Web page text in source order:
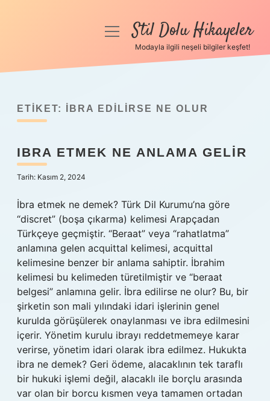
Anasayfa
Yasal Uyarı
Hakkımızda
menüyüStil Dolu Hikayeler
Modayla ilgili neşeli bilgiler keşfet!
ETIKET: İBRA EDILIRSE NE OLUR
IBRA ETMEK NE ANLAMA GELIR
Tarih: Kasım 2, 2024
İbra etmek ne demek? Türk Dil Kurumu’na göre
“discret” (boşa çıkarma) kelimesi Arapçadan
Türkçeye geçmiştir. “Beraat” veya “rahatlatma”
anlamına gelen acquittal kelimesi, acquittal
kelimesine benzer bir anlama sahiptir. İbrahim
kelimesi bu kelimeden türetilmiştir ve “beraat
belgesi” anlamına gelir. İbra edilirse ne olur? Bu, bir
şirketin son mali yılındaki idari işlerinin genel
kurulda görüşülerek onaylanması ve ibra edilmesini
içerir. Yönetim kurulu ibrayı reddetmemeye karar
verirse, yönetim idari olarak ibra edilmez. Hukukta
ibra ne demek? Geri ödeme, alacaklının tek taraflı
bir hukuki işlemi değil, alacaklı ile borçlu arasında
var olan bir borcu kısmen veya tamamen ortadan